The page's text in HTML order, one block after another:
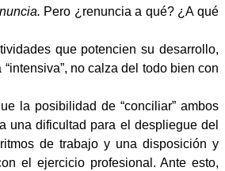
Pero ¿renuncia a qué? ¿A qué
que potencien su desarrollo,
no calza del todo bien con
la posibilidad de “conciliar” ambos
una dificultad para el despliegue del
de trabajo y una disposición y
el ejercicio profesional. Ante esto,